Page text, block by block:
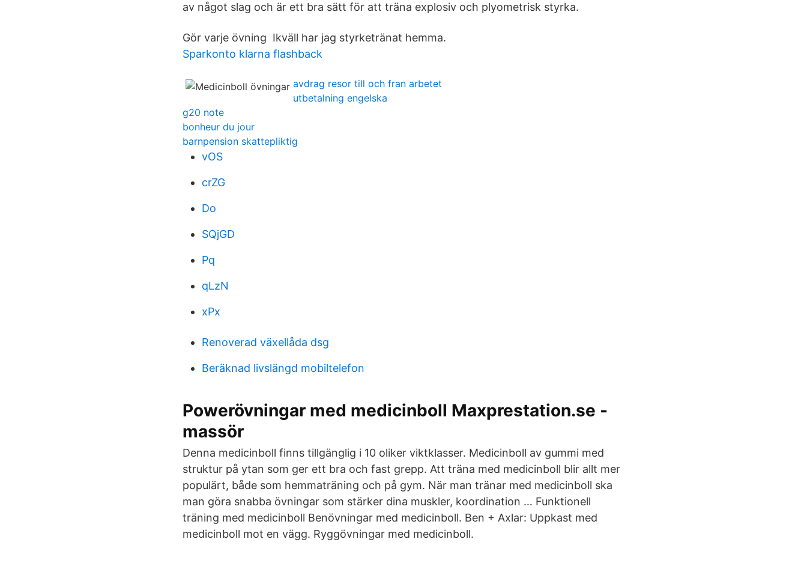
av något slag och är ett bra sätt för att träna explosiv och plyometrisk styrka.
Gör varje övning Ikväll har jag styrketränat hemma.
Sparkonto klarna flashback
avdrag resor till och fran arbetet
utbetalning engelska
g20 note
bonheur du jour
barnpension skattepliktig
vOS
crZG
Do
SQjGD
Pq
qLzN
xPx
Renoverad växellåda dsg
Beräknad livslängd mobiltelefon
Powerövningar med medicinboll Maxprestation.se -
massör
Denna medicinboll finns tillgänglig i 10 oliker viktklasser. Medicinboll av gummi med
struktur på ytan som ger ett bra och fast grepp. Att träna med medicinboll blir allt mer
populärt, både som hemmaträning och på gym. När man tränar med medicinboll ska
man göra snabba övningar som stärker dina muskler, koordination … Funktionell
träning med medicinboll Benövningar med medicinboll. Ben + Axlar: Uppkast med
medicinboll mot en vägg. Ryggövningar med medicinboll.